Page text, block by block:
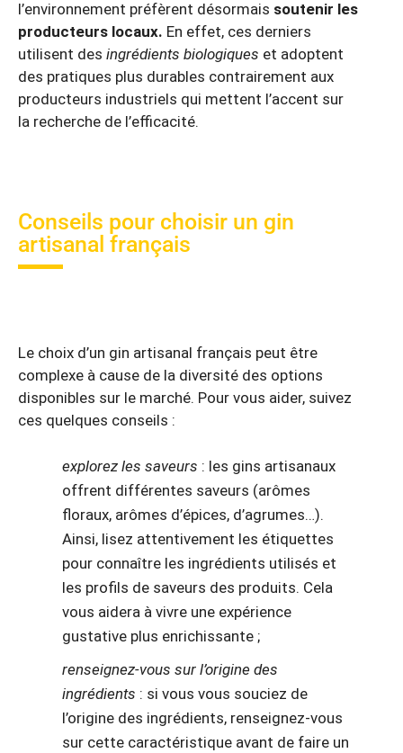
l’environnement préfèrent désormais soutenir les
producteurs locaux. En effet, ces derniers
utilisent des ingrédients biologiques et adoptent
des pratiques plus durables contrairement aux
producteurs industriels qui mettent l’accent sur
la recherche de l’efficacité.
Conseils pour choisir un gin
artisanal français
Le choix d’un gin artisanal français peut être
complexe à cause de la diversité des options
disponibles sur le marché. Pour vous aider, suivez
ces quelques conseils :
explorez les saveurs : les gins artisanaux
offrent différentes saveurs (arômes
floraux, arômes d’épices, d’agrumes…).
Ainsi, lisez attentivement les étiquettes
pour connaître les ingrédients utilisés et
les profils de saveurs des produits. Cela
vous aidera à vivre une expérience
gustative plus enrichissante ;
renseignez-vous sur l’origine des
ingrédients : si vous vous souciez de
l’origine des ingrédients, renseignez-vous
sur cette caractéristique avant de faire un